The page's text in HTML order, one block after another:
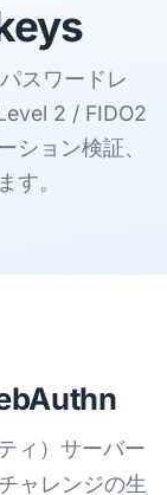
スワードレ
2 / FIDO2
ション検証、
す。
ィ）サーバー
ャレンジの生